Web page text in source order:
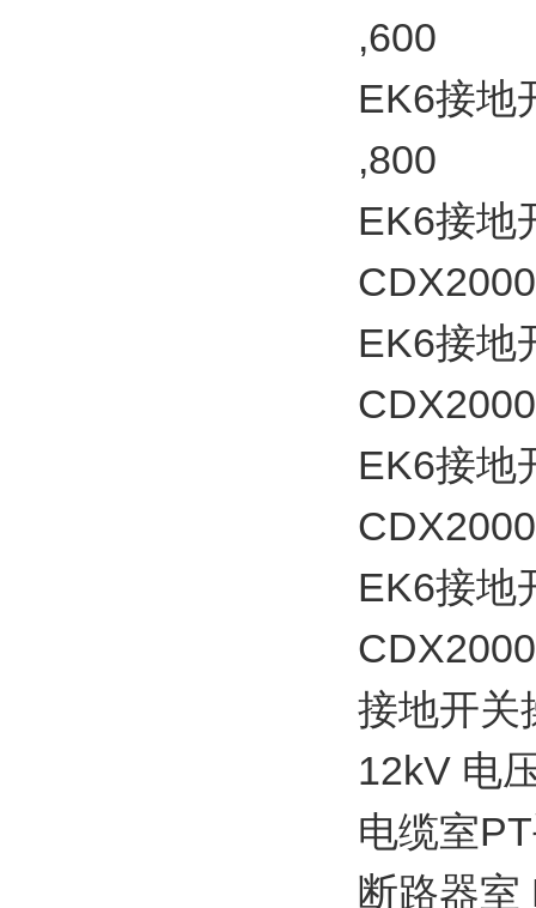
,600
EK6接地
,800
EK6接地
EK6接地
EK6接地
EK6接地
接地开关
12kV 电
电缆室
断路器室